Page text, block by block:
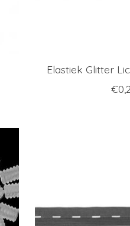
Elastiek Glitter